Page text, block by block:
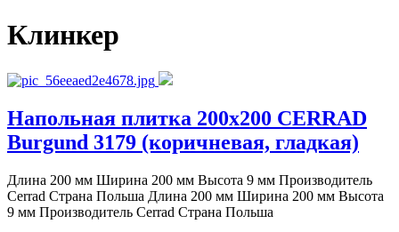
Клинкер
Напольная плитка 200x200 CERRAD
Burgund 3179 (коричневая, гладкая)
Длина 200 мм Ширина 200 мм Высота 9 мм Производитель
Cerrad Страна Польша Длина 200 мм Ширина 200 мм Высота
9 мм Производитель Cerrad Страна Польша